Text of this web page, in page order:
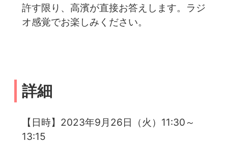
許す限り、高濱が直接お答えします。ラジ
オ感覚でお楽しみください。
詳細
【日時】2023年9月26日（火）11:30～
13:15